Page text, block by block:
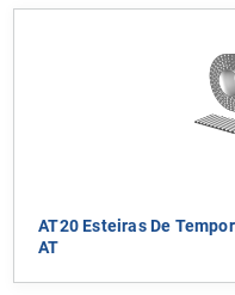
AT20 Esteiras De
AT